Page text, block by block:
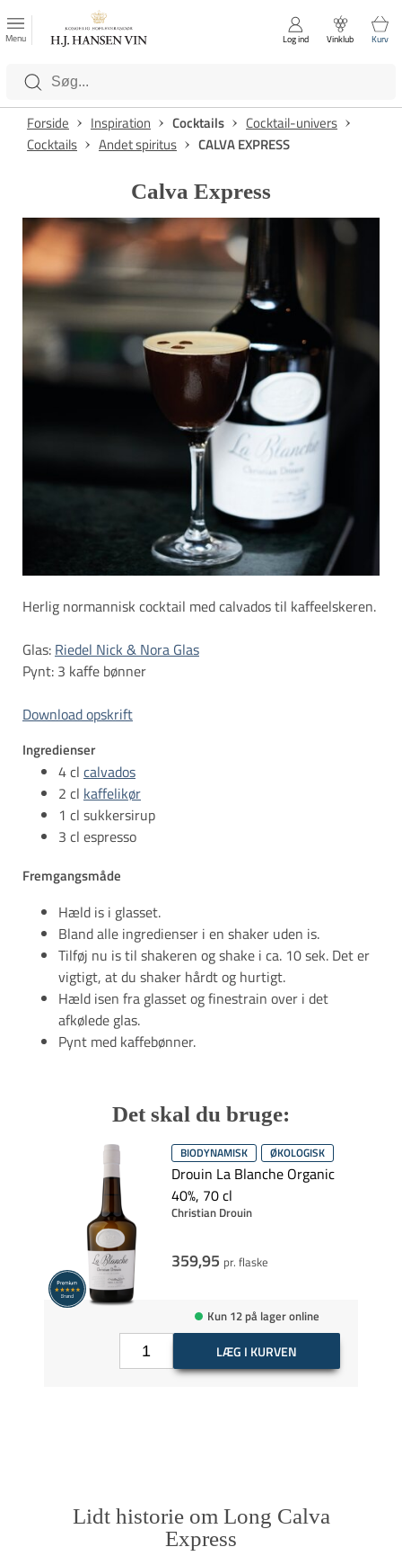
Luk
Kategorier
Menu Log ind Vinklub Kurv
Forside Inspiration Cocktails
Cocktail-univers
Cocktails
Andet spiritus CALVA EXPRESS
Calva Express
Herlig normannisk cocktail med calvados til kaffeelskeren.
Glas: Riedel Nick & Nora Glas
Pynt: 3 kaffe bønner
Download opskrift
Ingredienser
4 cl calvados
2 cl kaffelikør
1 cl sukkersirup
3 cl espresso
Fremgangsmåde
Hæld is i glasset.
Bland alle ingredienser i en shaker uden is.
Tilføj nu is til shakeren og shake i ca. 10 sek. Det er
vigtigt, at du shaker hårdt og hurtigt.
Hæld isen fra glasset og finestrain over i det
afkølede glas.
Pynt med kaffebønner.
​​​​​​​Det skal du bruge:
BIODYNAMISK ØKOLOGISK
Drouin La Blanche Organic
40%, 70 cl
Christian Drouin
359,95 pr. flaske
Kun 12 på lager online
LÆG I KURVEN
Lidt historie om Long Calva
Express